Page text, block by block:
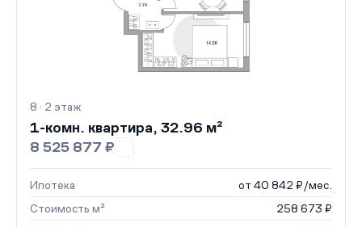
8 · 2 этаж
1-комн. квартира, 32.96 м²
8 525 877 ₽
Ипотека
от 40 842 ₽/мес.
Стоимость м²
258 673 ₽